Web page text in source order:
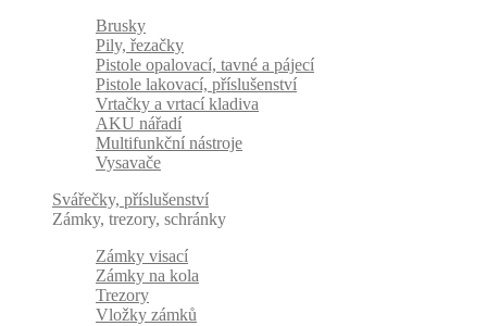
Brusky
Pily, řezačky
Pistole opalovací, tavné a pájecí
Pistole lakovací, příslušenství
Vrtačky a vrtací kladiva
AKU nářadí
Multifunkční nástroje
Vysavače
Svářečky, příslušenství
Zámky, trezory, schránky
Zámky visací
Zámky na kola
Trezory
Vložky zámků